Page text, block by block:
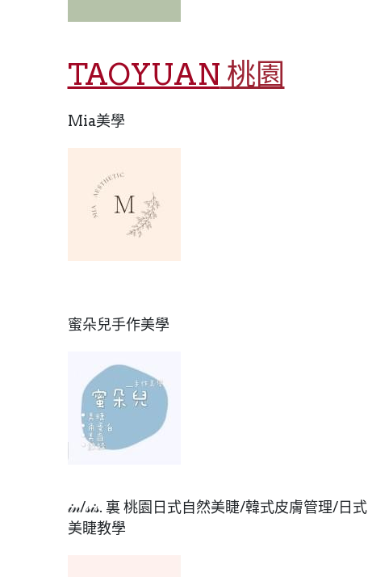
TAOYUAN 桃園
Mia美學
蜜朵兒手作美學
𝒾𝓃/𝓈𝒾𝓈. 裏 桃園日式自然美睫/韓式皮膚管理/日式
美睫教學